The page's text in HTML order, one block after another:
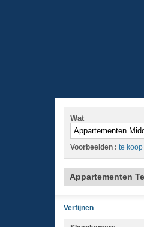
Wat
Voorbeelden : te
Appartementen
Verfijnen